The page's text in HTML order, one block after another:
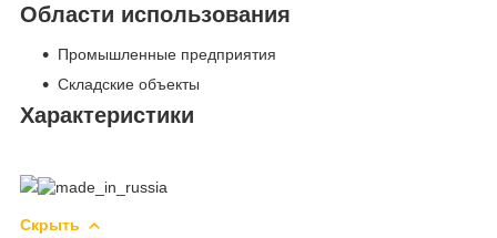
Области использования
Промышленные предприятия
Складские объекты
Характеристики
Скрыть